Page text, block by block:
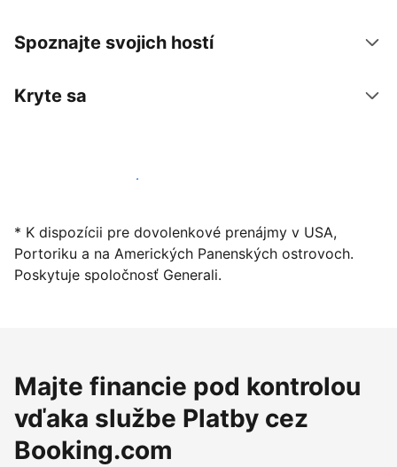
Spoznajte svojich hostí
Kryte sa
Začať ponúkať svoje ubytovanie
* K dispozícii pre dovolenkové prenájmy v USA,
Portoriku a na Amerických Panenských ostrovoch.
Poskytuje spoločnosť Generali.
Majte financie pod kontrolou
vďaka službe Platby cez
Booking.com